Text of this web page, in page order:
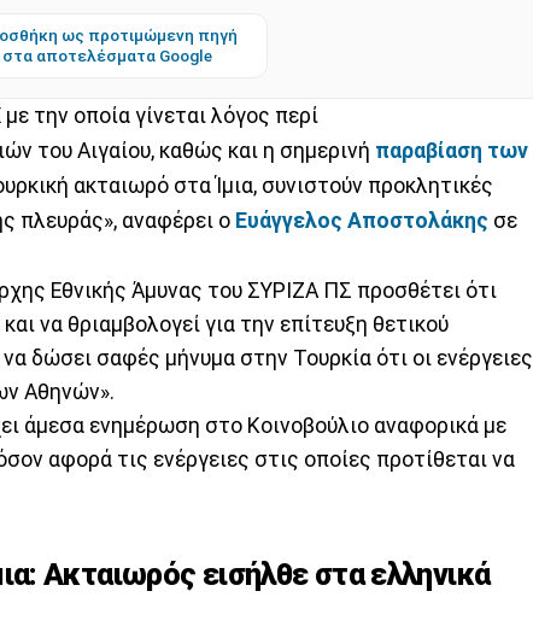
ως προτιμώμενη πηγή
στα αποτελέσματα Google
με την οποία γίνεται λόγος περί
του Αιγαίου, καθώς και η σημερινή παραβίαση των
ακταιωρό στα Ίμια, συνιστούν προκλητικές
πλευράς», αναφέρει ο Ευάγγελος Αποστολάκης σε
Εθνικής Άμυνας του ΣΥΡΙΖΑ ΠΣ προσθέτει ότι
να θριαμβολογεί για την επίτευξη θετικού
δώσει σαφές μήνυμα στην Τουρκία ότι οι ενέργειες
Αθηνών».
άμεσα ενημέρωση στο Κοινοβούλιο αναφορικά με
αφορά τις ενέργειες στις οποίες προτίθεται να
Ακταιωρός εισήλθε στα ελληνικά